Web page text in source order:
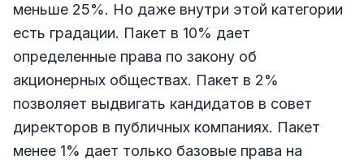
меньше 25%. Но даже внутри этой категории
есть градации. Пакет в 10% дает
определенные права по закону об
акционерных обществах. Пакет в 2%
позволяет выдвигать кандидатов в совет
директоров в публичных компаниях. Пакет
менее 1% дает только базовые права на